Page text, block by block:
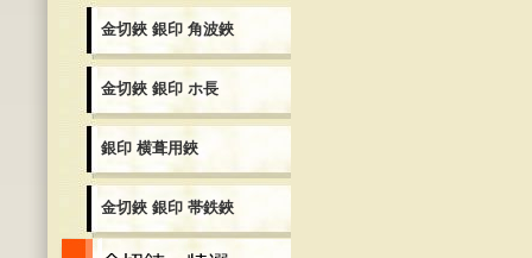
金切鋏 銀印 角波鋏
金切鋏 銀印 ホ長
銀印 横葺用鋏
金切鋏 銀印 帯鉄鋏